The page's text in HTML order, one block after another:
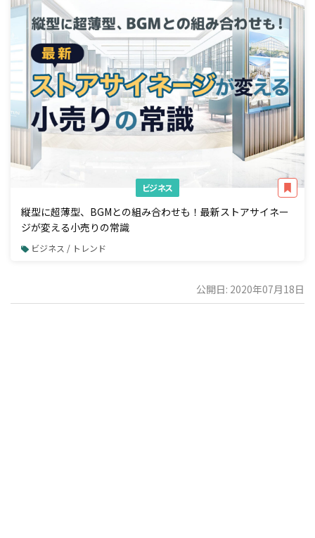
ビジネス
縦型に超薄型、BGMとの組み合わせも！最新ストアサイネー
ジが変える小売りの常識
ビジネス / トレンド
公開日: 2020年07月18日